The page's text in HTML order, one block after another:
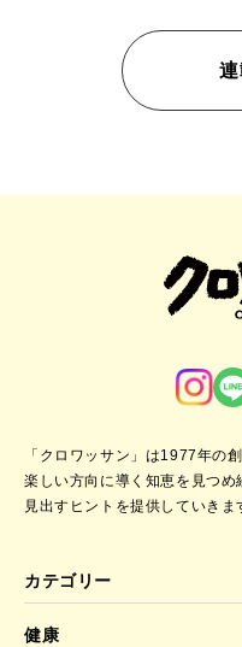
「クロワッサン」は1977年の
楽しい方向に導く知恵を見つめ
見出すヒントを提供していきま
カテゴリー
健康